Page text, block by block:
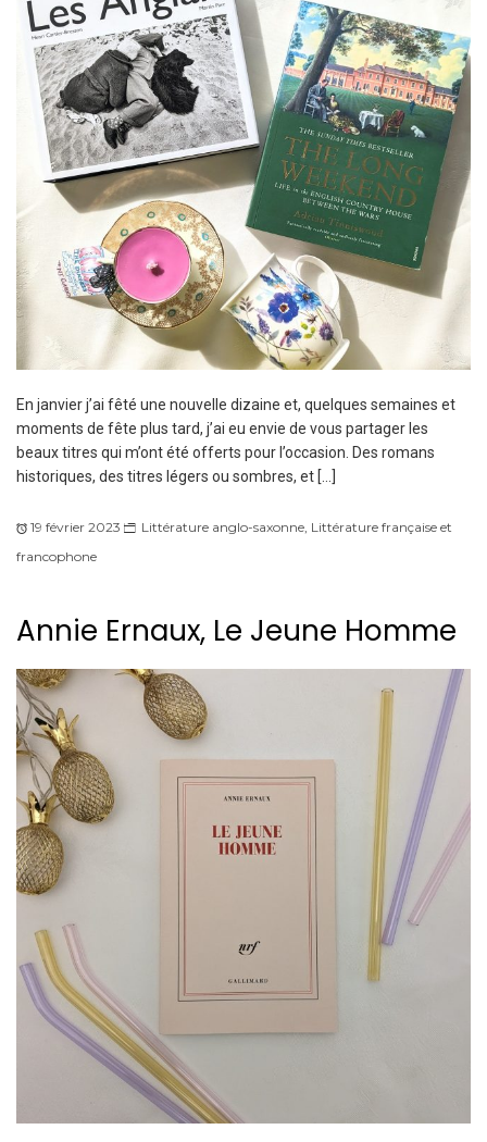
En janvier j’ai fêté une nouvelle dizaine et, quelques semaines et
moments de fête plus tard, j’ai eu envie de vous partager les
beaux titres qui m’ont été offerts pour l’occasion. Des romans
historiques, des titres légers ou sombres, et […]
19 février 2023 Littérature anglo-saxonne Littérature française et
francophone
Annie Ernaux, Le Jeune Homme